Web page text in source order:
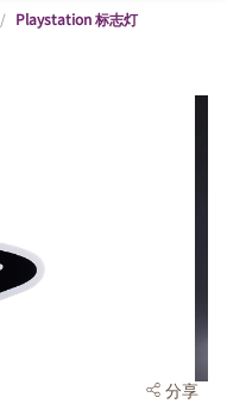
/ Playstation 标志灯
分享